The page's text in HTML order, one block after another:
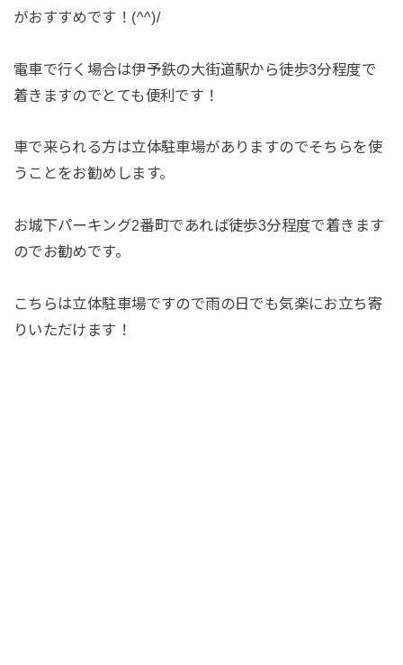
がおすすめです！(^^)/
電車で行く場合は伊予鉄の大街道駅から徒歩3分程度で
着きますのでとても便利です！
車で来られる方は立体駐車場がありますのでそちらを使
うことをお勧めします。
お城下パーキング2番町であれば徒歩3分程度で着きます
のでお勧めです。
こちらは立体駐車場ですので雨の日でも気楽にお立ち寄
りいただけます！